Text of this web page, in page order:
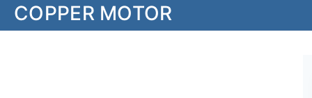
COPPER MOTOR